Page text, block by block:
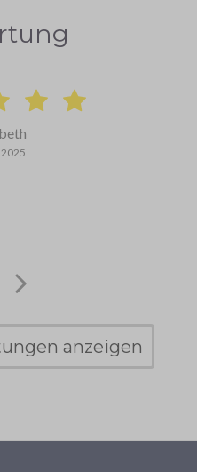
anzeigen